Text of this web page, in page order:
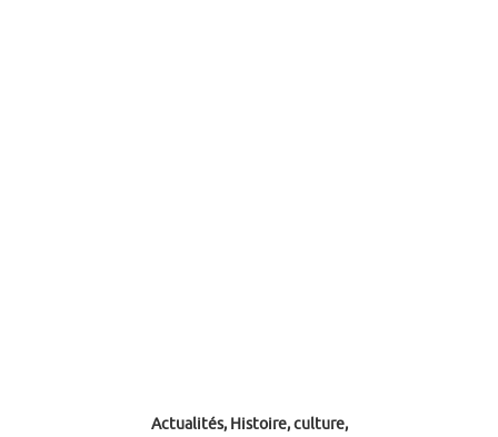
Actualités, Histoire, culture,